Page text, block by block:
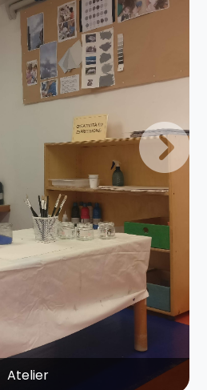
Atelier
Next